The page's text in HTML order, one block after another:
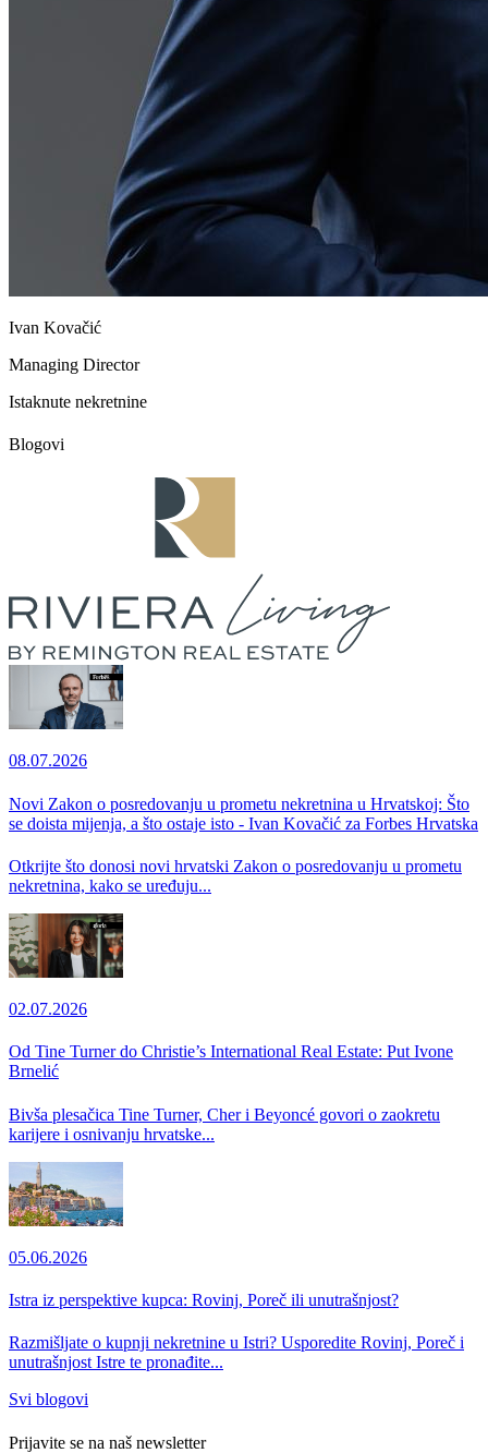
Ivan Kovačić
Managing Director
Istaknute nekretnine
Blogovi
08.07.2026
Novi Zakon o posredovanju u prometu nekretnina u Hrvatskoj: Što
se doista mijenja, a što ostaje isto - Ivan Kovačić za Forbes Hrvatska
Otkrijte što donosi novi hrvatski Zakon o posredovanju u prometu
nekretnina, kako se uređuju...
02.07.2026
Od Tine Turner do Christie’s International Real Estate: Put Ivone
Brnelić
Bivša plesačica Tine Turner, Cher i Beyoncé govori o zaokretu
karijere i osnivanju hrvatske...
05.06.2026
Istra iz perspektive kupca: Rovinj, Poreč ili unutrašnjost?
Razmišljate o kupnji nekretnine u Istri? Usporedite Rovinj, Poreč i
unutrašnjost Istre te pronađite...
Svi blogovi
Prijavite se na naš newsletter